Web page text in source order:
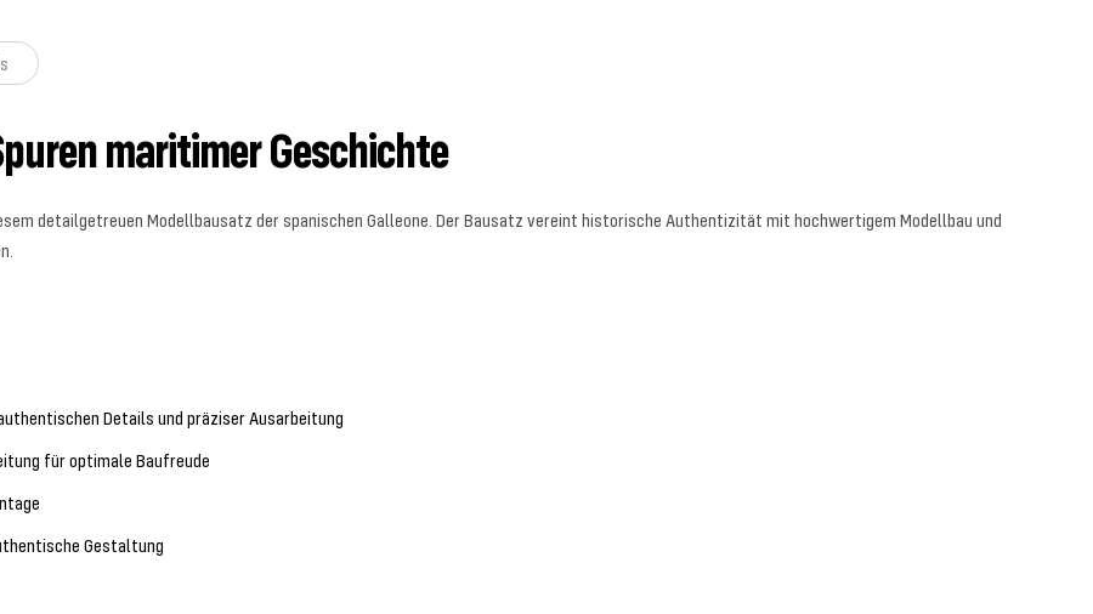
maritimer Geschichte
detailgetreuen Modellbausatz der spanischen Galleone. Der Bausatz vereint historische Authentizität mit hochwertigem Modellbau und
Details und präziser Ausarbeitung
für optimale Baufreude
Gestaltung